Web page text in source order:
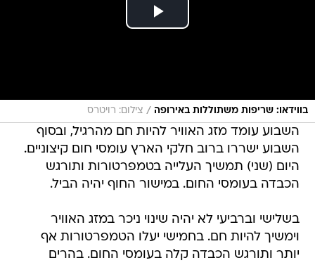
בווידאו: שריפות משתוללות באירופה / צילום: רויטרס
השבוע עומד מזג האוויר להיות חם מהרגיל, ובסוף
השבוע ישררו ברוב חלקי הארץ עומסי חום קיצוניים.
היום (שני) תמשיך העלייה בטמפרטורות ותורגש
הכבדה בעומסי החום. במישור החוף יהיה הביל.
בשלישי וברביעי לא יהיה שינוי ניכר במזג האוויר
וימשיך להיות חם. בחמישי יעלו הטמפרטורות אף
יותר ותורגש הכבדה קלה בעומסי החום. בהרים